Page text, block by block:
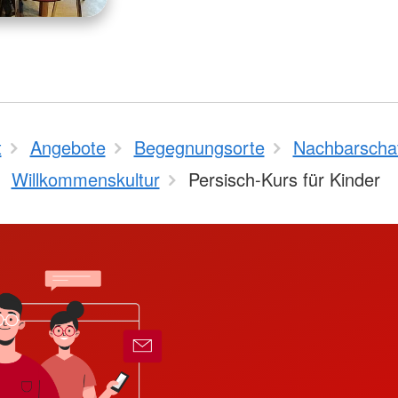
Angebote Begegnungsorte
Willkommenskultur
Persisch-Kurs für Kinder